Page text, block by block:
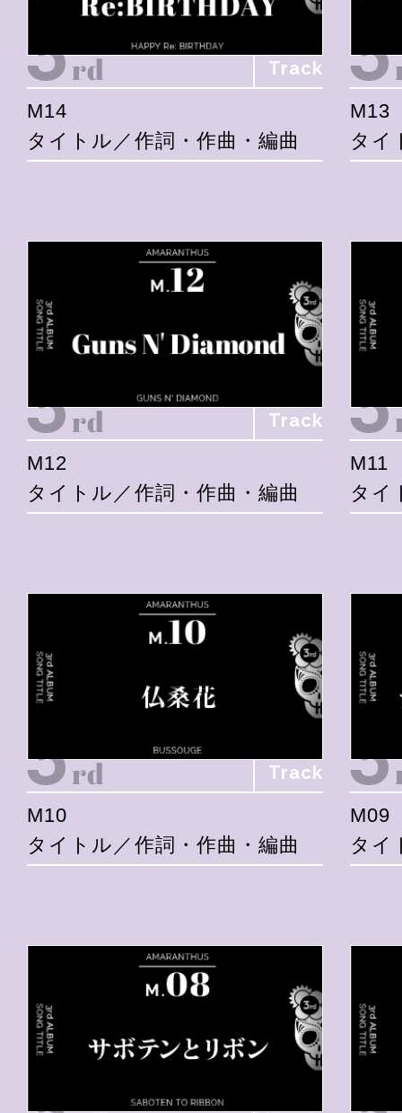
Track
M14
タイトル／作詞・作曲・編曲
M13
タイ
Track
M12
タイトル／作詞・作曲・編曲
M11
タイ
Track
M10
タイトル／作詞・作曲・編曲
M09
タイ